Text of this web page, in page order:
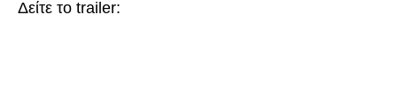
Δείτε το trailer: